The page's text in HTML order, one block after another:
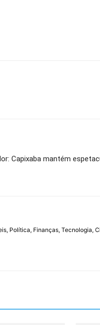
Capixaba mantém
Política, Finanças, Tecnologia,